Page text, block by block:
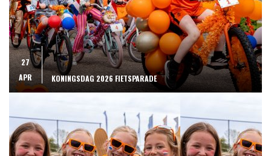
27
APR
KONINGSDAG 2026 FIETSPARADE